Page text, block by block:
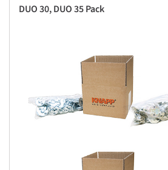
DUO 30, DUO 35 Pack